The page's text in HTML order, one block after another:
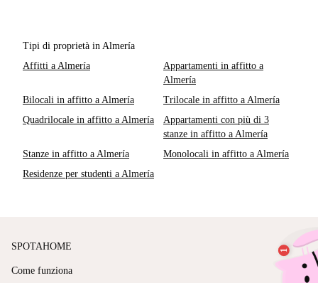
Tipi di proprietà in Almería
Affitti a Almería
Appartamenti in affitto a
Almería
Bilocali in affitto a Almería
Trilocale in affitto a Almería
Quadrilocale in affitto a Almería
Appartamenti con più di 3
stanze in affitto a Almería
Stanze in affitto a Almería
Monolocali in affitto a Almería
Residenze per studenti a Almería
SPOTAHOME
Come funziona